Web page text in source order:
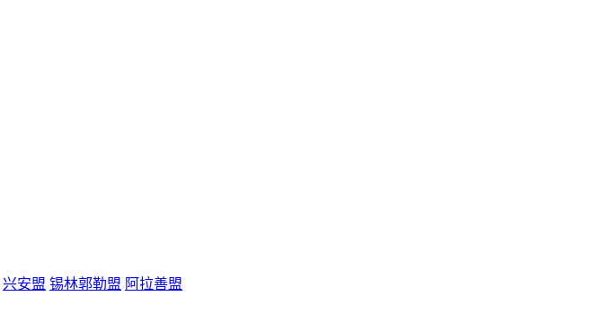
兴安盟 锡林郭勒盟 阿拉善盟